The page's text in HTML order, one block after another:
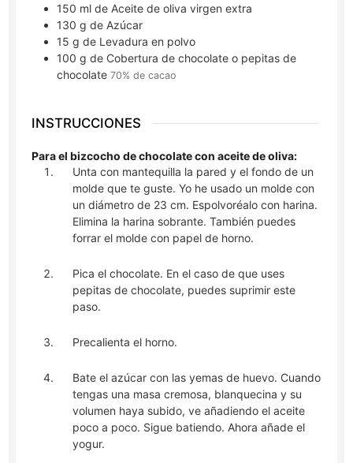
150 ml de Aceite de oliva virgen extra
130 g de Azúcar
15 g de Levadura en polvo
100 g de Cobertura de chocolate o pepitas de
chocolate70% de cacao
INSTRUCCIONES
Para el bizcocho de chocolate con aceite de oliva:
Unta con mantequilla la pared y el fondo de un
molde que te guste. Yo he usado un molde con
un diámetro de 23 cm. Espolvoréalo con harina.
Elimina la harina sobrante. También puedes
forrar el molde con papel de horno.
Pica el chocolate. En el caso de que uses
pepitas de chocolate, puedes suprimir este
paso.
Precalienta el horno.
Bate el azúcar con las yemas de huevo. Cuando
tengas una masa cremosa, blanquecina y su
volumen haya subido, ve añadiendo el aceite
poco a poco. Sigue batiendo. Ahora añade el
yogur.